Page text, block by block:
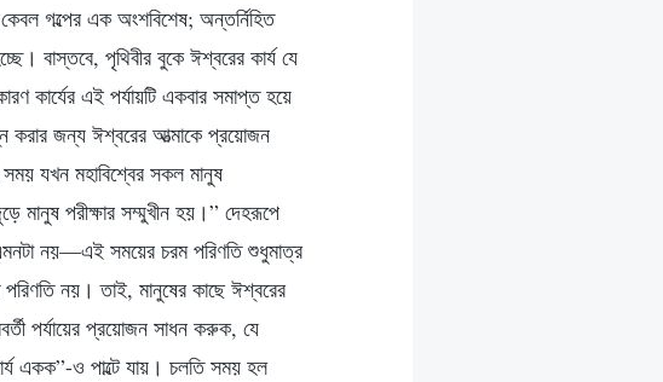
গল্পের এক অংশবিশেষ; অন্তর্নিহিত
বাস্তবে, পৃথিবীর বুকে ঈশ্বরের কার্য যে
কার্যের এই পর্যায়টি একবার সমাপ্ত হয়ে
করার জন্য ঈশ্বরের আত্মাকে প্রয়োজন
যখন মহাবিশ্বের সকল মানুষ
মানুষ পরীক্ষার সম্মুখীন হয়।” দেহরূপে
নয়—এই সময়ের চরম পরিণতি শুধুমাত্র
পরিণতি নয়। তাই, মানুষের কাছে ঈশ্বরের
পর্যায়ের প্রয়োজন সাধন করুক, যে
একক”-ও পাল্টে যায়। চলতি সময় হল